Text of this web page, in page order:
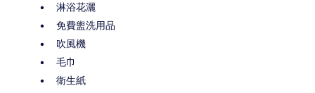
淋浴花灑
免費盥洗用品
吹風機
毛巾
衛生紙